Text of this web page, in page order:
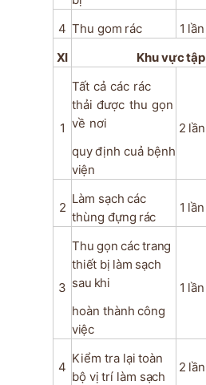
4 Thu gom rác 1 lần
XI
Khuvựctập
1
Tất cả các rác
thải được thu gọn
về nơi
quyđịnh cuả bệnh
viện
2 lần
2
Làm sạch các
thùng đựng rác
1 lần
3
Thu gọn cáctrang
thiết bị làm sạch
sau khi
hoàn thành công
việc
1 lần
4
Kiểm tra lại toàn
bộ vị trí làm sạch
2 lần